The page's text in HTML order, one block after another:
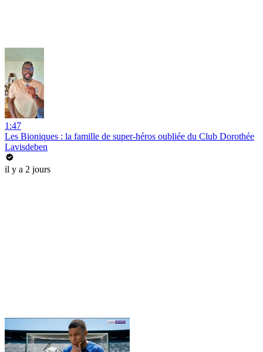
1:47
Les Bioniques : la famille de super-héros oubliée du Club Dorothée
Lavisdeben
il y a 2 jours